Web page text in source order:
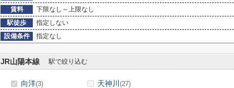
賃料
下限なし～上限なし
駅徒歩
指定しない
設備条件
指定なし
JR山陽本線 駅で絞り込む
向洋(3) 天神川 (27)